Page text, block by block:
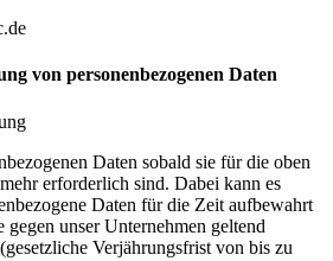
von personenbezogenen Daten
Daten sobald sie für die oben
erforderlich sind. Dabei kann es
Daten für die Zeit aufbewahrt
unser Unternehmen geltend
Verjährungsfrist von bis zu